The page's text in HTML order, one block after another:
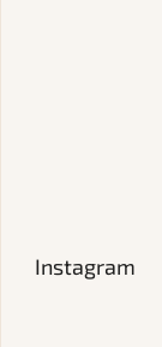
Instagram